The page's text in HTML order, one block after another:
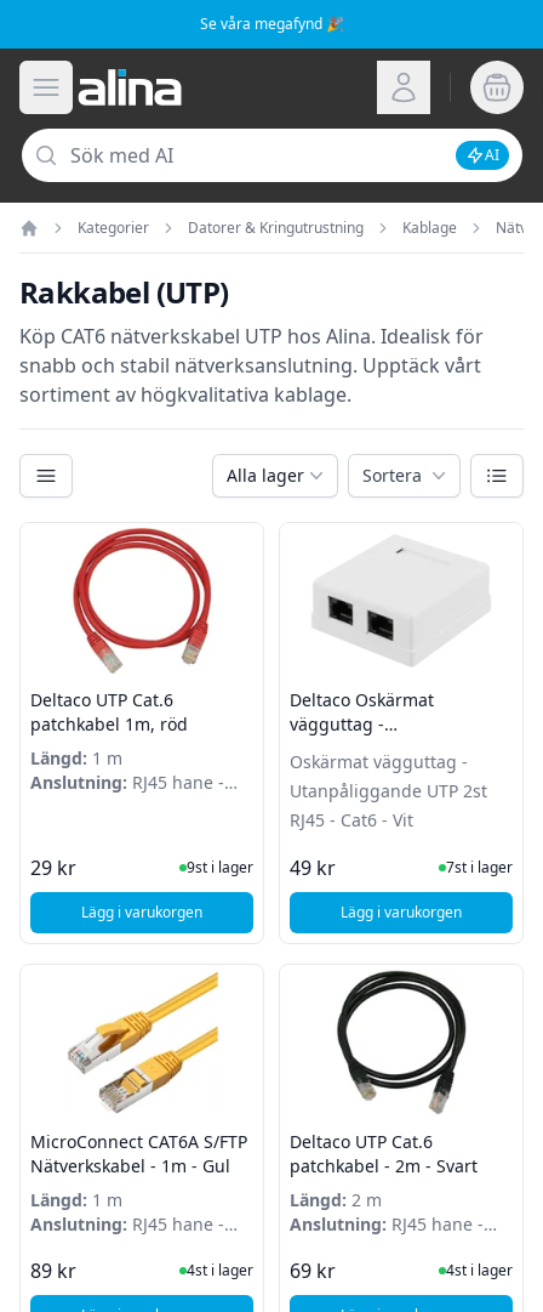
Se våra megafynd 🎉
Öppna meny
Alina.se Logga in
Sök
AI
Hem
Kategorier Datorer & Kringutrustning Kablage
Rakkabel (UTP)
Köp CAT6 nätverkskabel UTP hos Alina. Idealisk för
snabb och stabil nätverksanslutning. Upptäck vårt
sortiment av högkvalitativa kablage.
Kategorier Alla lager Sortera Växla
Filter
Produkter
Deltaco UTP Cat.6
patchkabel 1m, röd
Längd: 1 m
Anslutning: RJ45 hane -
29 kr I Lager
9st i lager
Lägg i varukorgen, Deltaco UTP Cat.6 patchkabel 1m, röd
Deltaco Oskärmat
vägguttag -
RJ45 - Cat6 - Vit
Oskärmat vägguttag -
Utanpåliggande UTP 2st
RJ45 - Cat6 - Vit
49 kr I Lager
7st i lager
Lägg i varukorgen, Deltaco Oskärmat
MicroConnect CAT6A S/FTP
Nätverkskabel - 1m - Gul
Längd: 1 m
Anslutning: RJ45 hane -
89 kr I Lager
4st i lager
Deltaco UTP Cat.6
patchkabel - 2m - Svart
Längd: 2 m
Anslutning: RJ45 hane -
69 kr I Lager
4st i lager